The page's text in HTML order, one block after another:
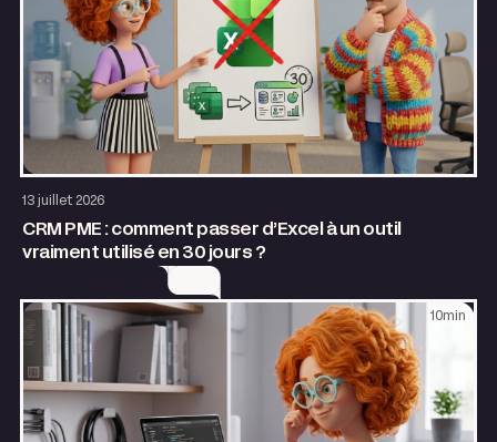
13 juillet 2026
CRM PME : comment passer d’Excel à un outil
vraiment utilisé en 30 jours ?
10 min